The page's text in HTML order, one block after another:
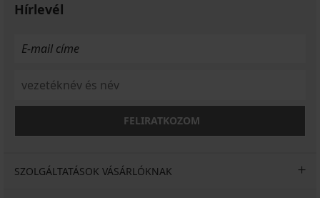
Hírlevél
FELIRATKOZOM
SZOLGÁLTATÁSOK VÁSÁRLÓKNAK